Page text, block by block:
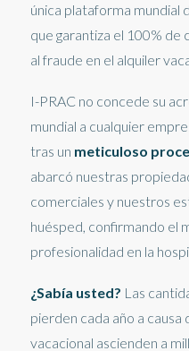
única plataforma mundial
que garantiza el 100%
al fraude en el alquiler
I-PRAC no concede su
mundial a cualquier
tras un meticuloso
abarcó nuestras
comerciales y nuestros
huésped, confirmando el
profesionalidad en la
¿Sabía usted? Las
pierden cada año a causa
vacacional ascienden a